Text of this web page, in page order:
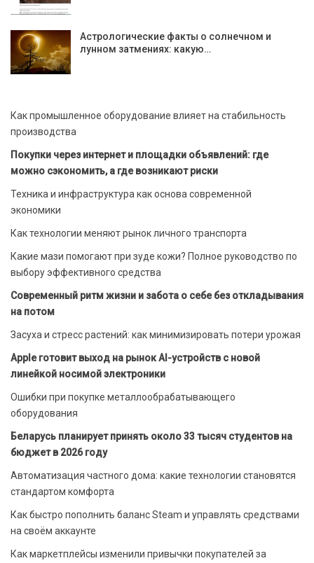
Астрологические факты о солнечном и
лунном затмениях: какую…
Как промышленное оборудование влияет на стабильность
производства
Покупки через интернет и площадки объявлений: где
можно сэкономить, а где возникают риски
Техника и инфраструктура как основа современной
экономики
Как технологии меняют рынок личного транспорта
Какие мази помогают при зуде кожи? Полное руководство по
выбору эффективного средства
Современный ритм жизни и забота о себе без откладывания
на потом
Засуха и стресс растений: как минимизировать потери урожая
Apple готовит выход на рынок AI-устройств с новой
линейкой носимой электроники
Ошибки при покупке металлообрабатывающего
оборудования
Беларусь планирует принять около 33 тысяч студентов на
бюджет в 2026 году
Автоматизация частного дома: какие технологии становятся
стандартом комфорта
Как быстро пополнить баланс Steam и управлять средствами
на своём аккаунте
Как маркетплейсы изменили привычки покупателей за